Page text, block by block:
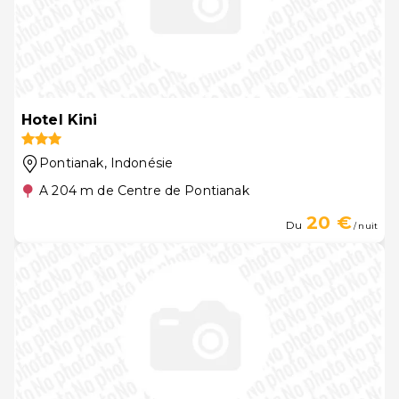
Hotel Kini
Pontianak, Indonésie
A 204 m de Centre de Pontianak
Du 20 €/ nuit